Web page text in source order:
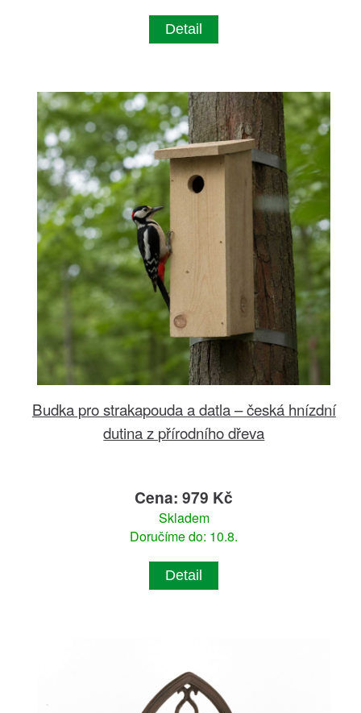
Detail
Budka pro strakapouda a datla – česká hnízdní
dutina z přírodního dřeva
Cena: 979 Kč
Skladem
Doručíme do: 10.8.
Detail